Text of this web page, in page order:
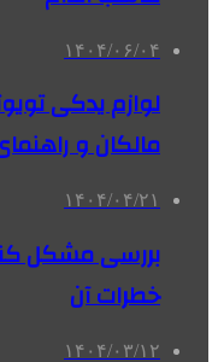
۱۴۰۴/۰۶/۰۴
لوازم یدکی
مالکان و
۱۴۰۴/۰۴/۲۱
بررسی مشکل
خطرات آن
۱۴۰۴/۰۳/۱۲